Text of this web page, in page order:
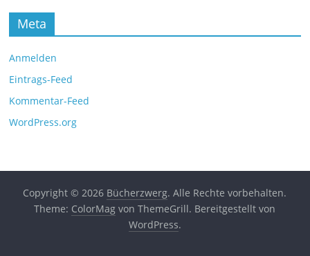
Meta
Anmelden
Eintrags-Feed
Kommentar-Feed
WordPress.org
Copyright © 2026 Bücherzwerg. Alle Rechte vorbehalten.
Theme: ColorMag von ThemeGrill. Bereitgestellt von
WordPress.